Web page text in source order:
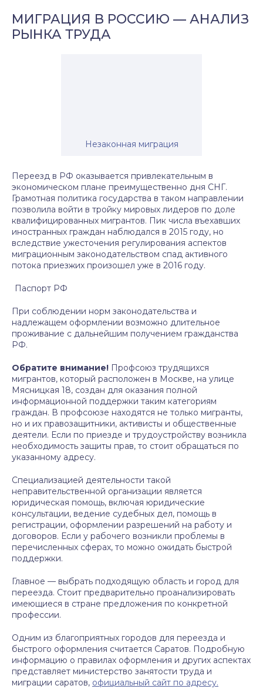
МИГРАЦИЯ В РОССИЮ — АНАЛИЗ
РЫНКА ТРУДА
Незаконная миграция
Переезд в РФ оказывается привлекательным в
экономическом плане преимущественно дня СНГ.
Грамотная политика государства в таком направлении
позволила войти в тройку мировых лидеров по доле
квалифицированных мигрантов. Пик числа въехавших
иностранных граждан наблюдался в 2015 году, но
вследствие ужесточения регулирования аспектов
миграционным законодательством спад активного
потока приезжих произошел уже в 2016 году.
Паспорт РФ
При соблюдении норм законодательства и
надлежащем оформлении возможно длительное
проживание с дальнейшим получением гражданства
РФ.
Обратите внимание! Профсоюз трудящихся
мигрантов, который расположен в Москве, на улице
Мясницкая 18, создан для оказания полной
информационной поддержки таким категориям
граждан. В профсоюзе находятся не только мигранты,
но и их правозащитники, активисты и общественные
деятели. Если по приезде и трудоустройству возникла
необходимость защиты прав, то стоит обращаться по
указанному адресу.
Специализацией деятельности такой
неправительственной организации является
юридическая помощь, включая юридические
консультации, ведение судебных дел, помощь в
регистрации, оформлении разрешений на работу и
договоров. Если у рабочего возникли проблемы в
перечисленных сферах, то можно ожидать быстрой
поддержки.
Главное — выбрать подходящую область и город для
переезда. Стоит предварительно проанализировать
имеющиеся в стране предложения по конкретной
профессии.
Одним из благоприятных городов для переезда и
быстрого оформления считается Саратов. Подробную
информацию о правилах оформления и других аспектах
представляет министерство занятости труда и
миграции саратов, официальный сайт по адресу.